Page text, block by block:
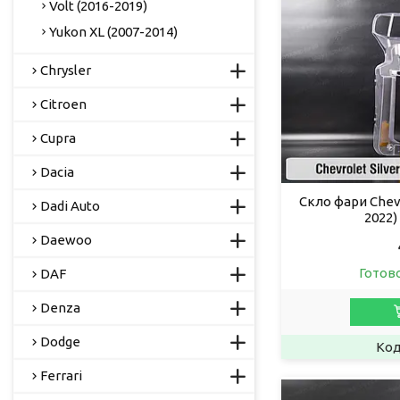
Скло фари
Volt (2016-2019)
Yukon XL (2007-2014)
Chrysler
Citroen
Cupra
Dacia
Dadi Auto
Daewoo
DAF
Denza
Dodge
Ferrari